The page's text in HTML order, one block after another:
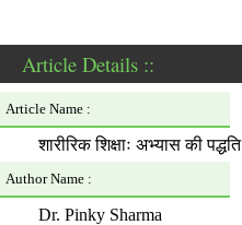
Article Details ::
Article Name :
शारीरिक शिक्षाः अभ्यास की पद्धति
Author Name :
Dr. Pinky Sharma